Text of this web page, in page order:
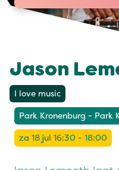
Jason
I love music
Park Kronenburg - Park
za 18 jul 16:30 - 18:00